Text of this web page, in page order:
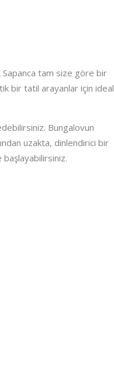
Sapanca tam size göre bir
bir tatil arayanlar için ideal
Bungalovun
uzakta, dinlendirici bir
başlayabilirsiniz.